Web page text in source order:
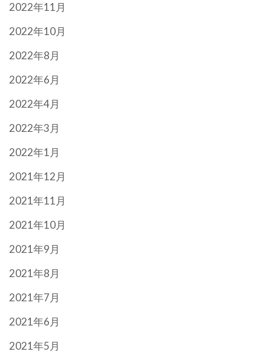
2022年11月
2022年10月
2022年8月
2022年6月
2022年4月
2022年3月
2022年1月
2021年12月
2021年11月
2021年10月
2021年9月
2021年8月
2021年7月
2021年6月
2021年5月